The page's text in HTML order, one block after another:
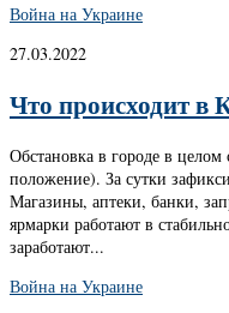
Война на Украине
27.03.2022
Что происходит в
Обстановка в городе в
положение). За сутки
Магазины, аптеки, банки,
ярмарки работают в
заработают...
Война на Украине